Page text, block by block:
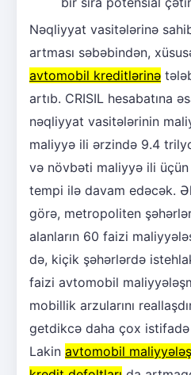
Nəqliyyat vasitələrinə
artması səbəbindən,
avtomobil kreditlərinə
artıb. CRISIL hesabatına
nəqliyyat vasitələrinin
maliyyə ili ərzində 9.4
və növbəti maliyyə ili
tempi ilə davam edəcək.
görə, metropoliten
alanların 60 faizi
də, kiçik şəhərlərdə
faizi avtomobil
mobillik arzularını
getdikcə daha çox
Lakin avtomobil